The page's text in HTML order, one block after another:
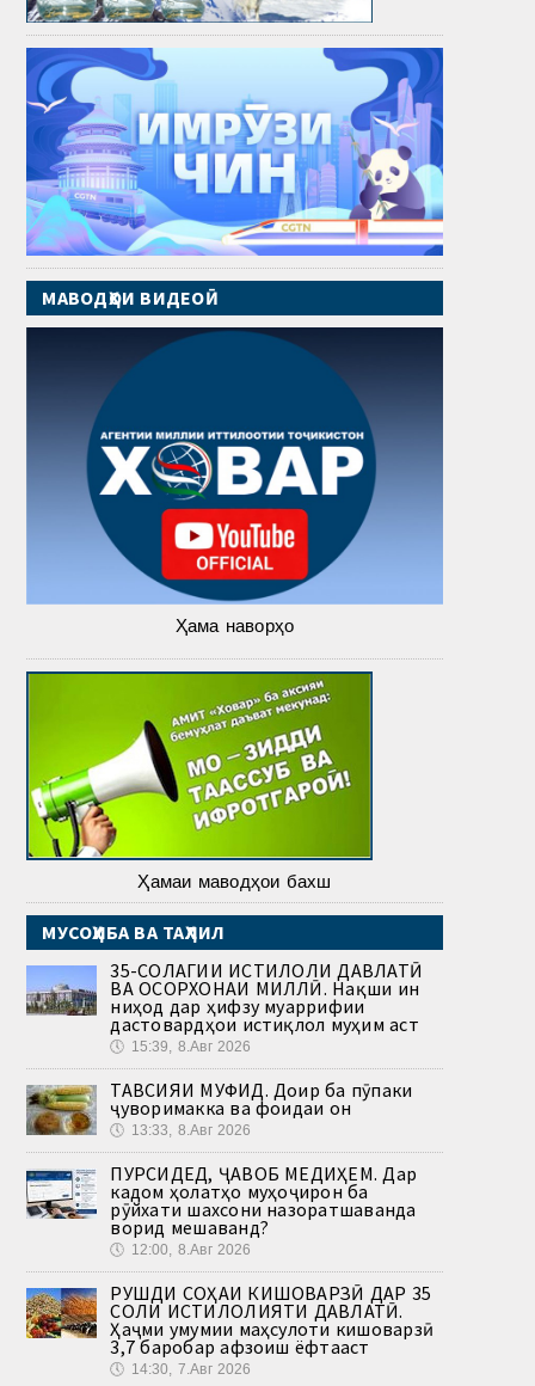
МАВОДҲОИ ВИДЕОӢ
Ҳама наворҳо
Ҳамаи маводҳои бахш
МУСОҲИБА ВА ТАҲЛИЛ
35-СОЛАГИИ ИСТИҚЛОЛИ ДАВЛАТӢ
ВА ОСОРХОНАИ МИЛЛӢ. Нақши ин
ниҳод дар ҳифзу муаррифии
дастовардҳои истиқлол муҳим аст
🕔 15:39, 8.Авг 2026
ТАВСИЯИ МУФИД. Доир ба пӯпаки
ҷуворимакка ва фоидаи он
🕔 13:33, 8.Авг 2026
ПУРСИДЕД, ҶАВОБ МЕДИҲЕМ. Дар
кадом ҳолатҳо муҳоҷирон ба
рӯйхати шахсони назоратшаванда
ворид мешаванд?
🕔 12:00, 8.Авг 2026
РУШДИ СОҲАИ КИШОВАРЗӢ ДАР 35
СОЛИ ИСТИҚЛОЛИЯТИ ДАВЛАТӢ.
Ҳаҷми умумии маҳсулоти кишоварзӣ
3,7 баробар афзоиш ёфтааст
🕔 14:30, 7.Авг 2026